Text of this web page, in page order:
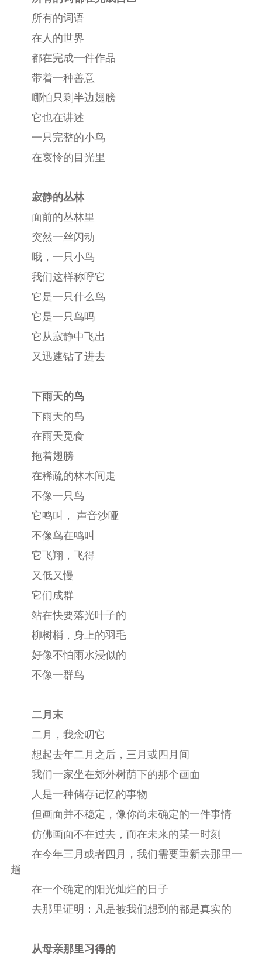
所有的词语
在人的世界
都在完成一件作品
带着一种善意
哪怕只剩半边翅膀
它也在讲述
一只完整的小鸟
在哀怜的目光里
寂静的丛林
面前的丛林里
突然一丝闪动
哦，一只小鸟
我们这样称呼它
它是一只什么鸟
它是一只鸟吗
它从寂静中飞出
又迅速钻了进去
下雨天的鸟
下雨天的鸟
在雨天觅食
拖着翅膀
在稀疏的林木间走
不像一只鸟
它鸣叫， 声音沙哑
不像鸟在鸣叫
它飞翔，飞得
又低又慢
它们成群
站在快要落光叶子的
柳树梢，身上的羽毛
好像不怕雨水浸似的
不像一群鸟
二月末
二月，我念叨它
想起去年二月之后，三月或四月间
我们一家坐在郊外树荫下的那个画面
人是一种储存记忆的事物
但画面并不稳定，像你尚未确定的一件事情
仿佛画面不在过去，而在未来的某一时刻
在今年三月或者四月，我们需要重新去那里一
趟
在一个确定的阳光灿烂的日子
去那里证明：凡是被我们想到的都是真实的
从母亲那里习得的